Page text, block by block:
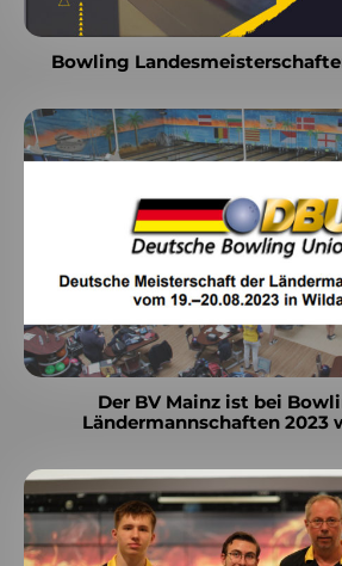
Bowling
Der BV Mainz ist bei
Ländermannschaften 2023